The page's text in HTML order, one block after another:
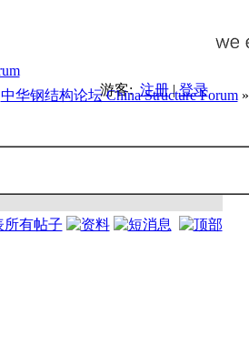
游客:注册|登录
中华钢结构论坛 China Structure Forum»